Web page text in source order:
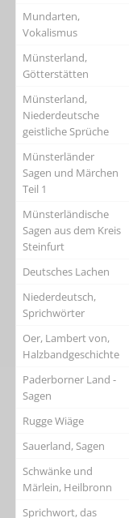
Mundarten,
Vokalismus
Münsterland,
Götterstätten
Münsterland,
Niederdeutsche
geistliche Sprüche
Münsterländer
Sagen und Märchen
Teil 1
Münsterländische
Sagen aus dem Kreis
Steinfurt
Deutsches Lachen
Niederdeutsch,
Sprichwörter
Oer, Lambert von,
Halzbandgeschichte
Paderborner Land -
Sagen
Rugge Wiäge
Sauerland, Sagen
Schwänke und
Märlein, Heilbronn
Sprichwort, das